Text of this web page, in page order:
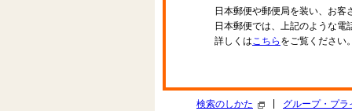
日本郵便や郵便局を装い、お
日本郵便では、上記のような
詳しくはこちら をご覧ください
検索のしかた グループ・プ